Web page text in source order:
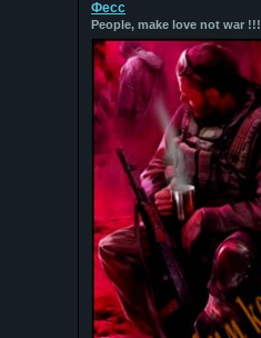
Фесс
People, make love not war !!!